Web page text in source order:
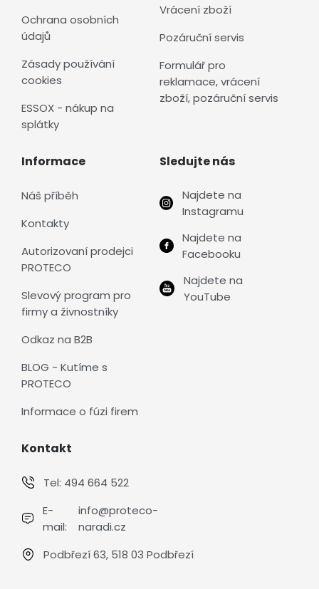
Ochrana osobních
údajů
Zásady používání
cookies
ESSOX - nákup na
splátky
Vrácení zboží
Pozáruční servis
Formulář pro
reklamace, vrácení
zboží, pozáruční servis
Informace
Náš příběh
Kontakty
Autorizovaní prodejci
PROTECO
Slevový program pro
firmy a živnostníky
Odkaz na B2B
BLOG - Kutíme s
PROTECO
Informace o fúzi firem
Sledujte nás
Najdete na
Instagramu
Najdete na
Facebooku
Najdete na
YouTube
Kontakt
Tel: 494 664 522
E-
mail:
info@proteco-
naradi.cz
Podbřezí 63, 518 03 Podbřezí